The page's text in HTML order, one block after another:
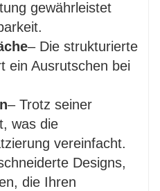
gewährleistet
– Die strukturierte
ein Ausrutschen bei
– Trotz seiner
was die
vereinfacht.
Designs,
die Ihren